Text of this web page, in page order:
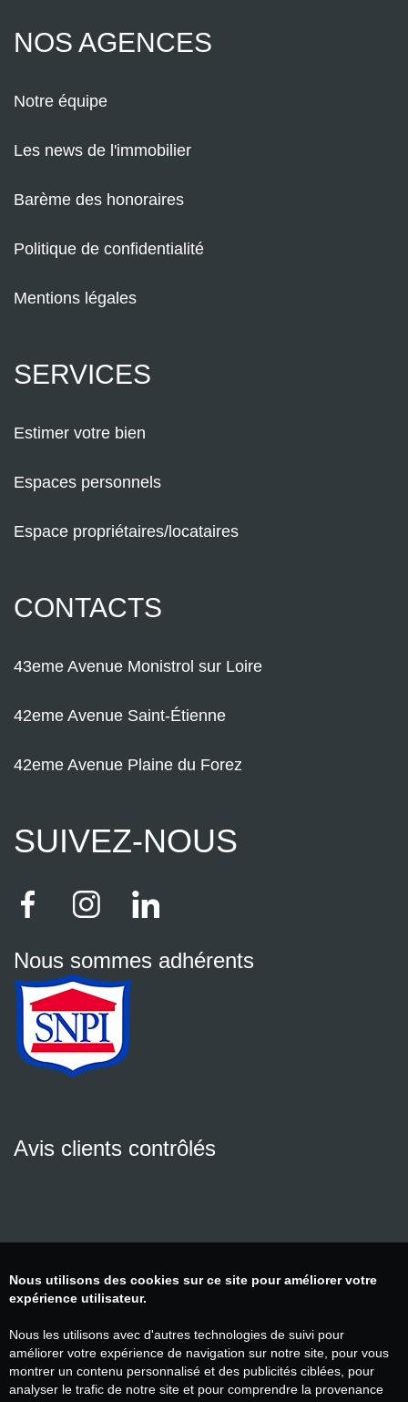
NOS AGENCES
Notre équipe
Les news de l'immobilier
Barème des honoraires
Politique de confidentialité
Mentions légales
SERVICES
Estimer votre bien
Espaces personnels
Espace propriétaires/locataires
CONTACTS
43eme Avenue Monistrol sur Loire
42eme Avenue Saint-Étienne
42eme Avenue Plaine du Forez
SUIVEZ-NOUS
Nous sommes adhérents
Avis clients contrôlés
Nous utilisons des cookies sur ce site pour améliorer votre
expérience utilisateur.
Nous les utilisons avec d'autres technologies de suivi pour
améliorer votre expérience de navigation sur notre site, pour vous
montrer un contenu personnalisé et des publicités ciblées, pour
analyser le trafic de notre site et pour comprendre la provenance